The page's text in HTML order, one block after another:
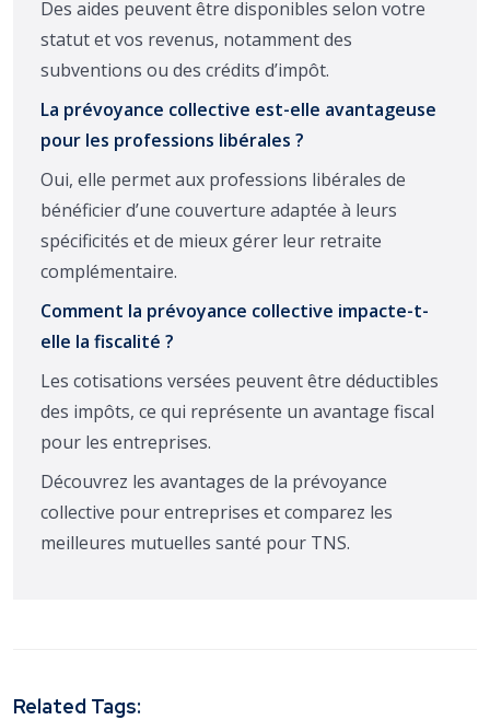
Des aides peuvent être disponibles selon votre
statut et vos revenus, notamment des
subventions ou des crédits d’impôt.
La prévoyance collective est-elle avantageuse
pour les professions libérales ?
Oui, elle permet aux professions libérales de
bénéficier d’une couverture adaptée à leurs
spécificités et de mieux gérer leur retraite
complémentaire.
Comment la prévoyance collective impacte-t-
elle la fiscalité ?
Les cotisations versées peuvent être déductibles
des impôts, ce qui représente un avantage fiscal
pour les entreprises.
Découvrez les avantages de la prévoyance
collective pour entreprises et comparez les
meilleures mutuelles santé pour TNS.
Related Tags: